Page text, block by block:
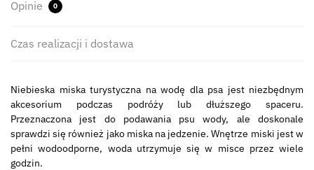
Opinie 0
Czas realizacji i dostawa
Niebieska miska turystyczna na wodę dla psa jest niezbędnym
akcesorium podczas podróży lub dłuższego spaceru.
Przeznaczona jest do podawania psu wody, ale doskonale
sprawdzi się również jako miska na jedzenie. Wnętrze miski jest w
pełni wodoodporne, woda utrzymuje się w misce przez wiele
godzin.